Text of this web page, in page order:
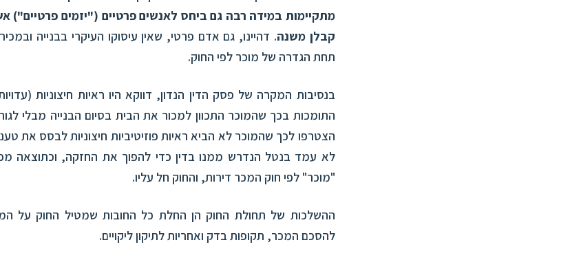
מתקיימות במידה רבה גם ביחס לאנשים פרטיים ("יזמים פרטיים")
קבלן משנה. דהיינו, גם אדם פרטי, שאין עיסוקו העיקרי בבנייה
תחת הגדרה של מוכר לפי החוק.
בנסיבות המקרה של פסק הדין הנדון, דווקא היו ראיות חיצוניות
התומכות בכך שהמוכר התכוון למכור את הבית בסיום הבנייה מבלי
הצטרפו לכך שהמוכר לא הביא ראיות פוזיטיביות חיצוניות לבסס את
לא עמד בנטל הנדרש ממנו בדין כדי להפוך את החזקה, וכתוצאה
"מוכר" לפי חוק המכר דירות, והחוק חל עליו.
ההשלכות של תחולת החוק הן החלת כל החובות שמטיל החוק על
להסכם המכר, תקופות בדק ואחריות לתיקון ליקויים.